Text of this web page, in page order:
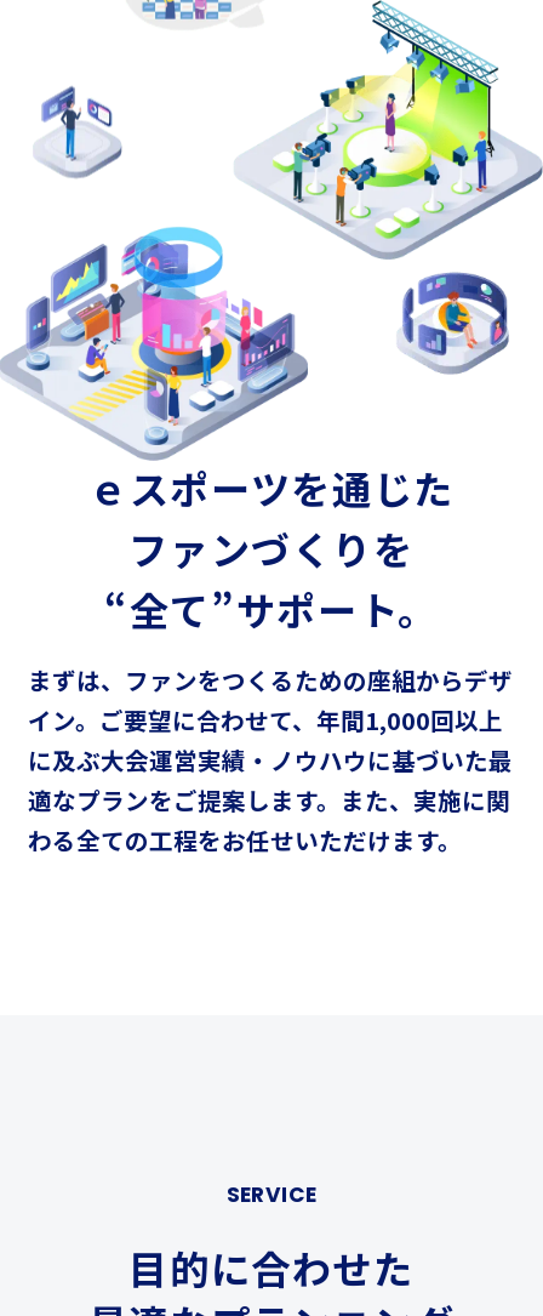
ｅスポーツを通じた
ファンづくりを
“全て”サポート。
まずは、ファンをつくるための座組からデザ
イン。 ご要望に合わせて、年間1,000回以上
に及ぶ大会運営実績・ノウハウに基づいた最
適なプランをご提案します。 また、実施に関
わる全ての工程をお任せいただけます。
SERVICE
目的に合わせた